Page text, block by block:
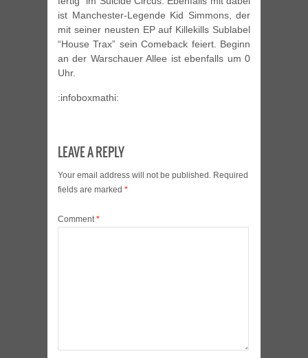
ist Manchester-Legende Kid Simmons, der
mit seiner neusten EP auf Killekills Sublabel
“House Trax” sein Comeback feiert. Beginn
an der Warschauer Allee ist ebenfalls um 0
Uhr.
:infoboxmathi:
LEAVE A REPLY
Your email address will not be published. Required
fields are marked *
Comment*